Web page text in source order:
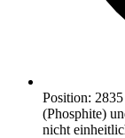
Position: 2835
(Phosphite)
nicht